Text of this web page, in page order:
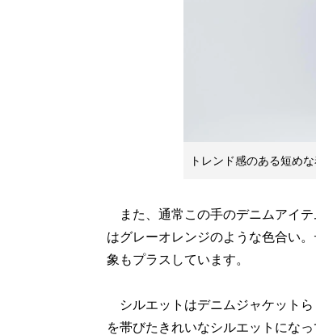
トレンド感のある短め
また、通常この手のデニムアイテ
はグレーオレンジのような色合い
象もプラスしています。
シルエットはデニムジャケットら
を帯びたきれいなシルエットになっ